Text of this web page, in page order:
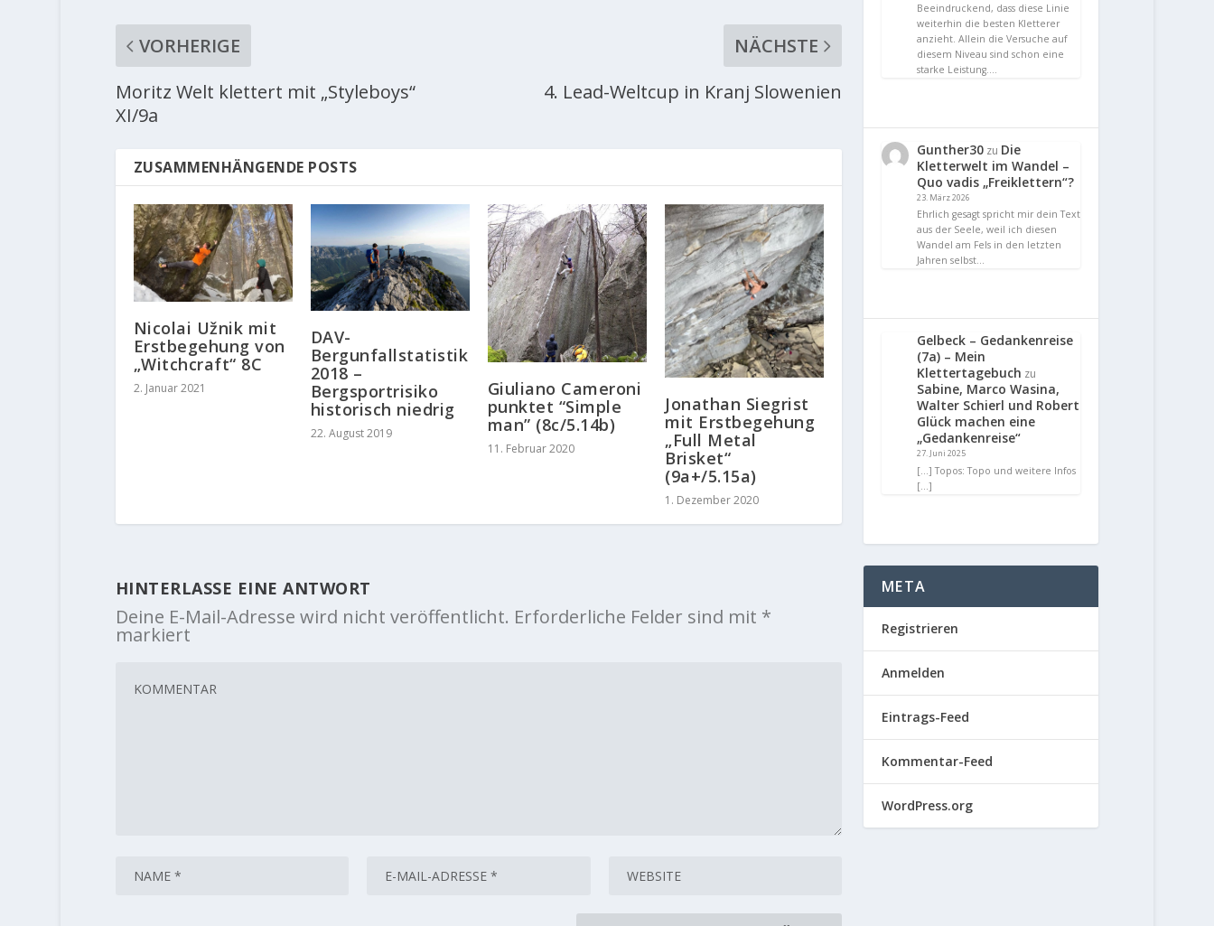
VORHERIGE
Moritz Welt klettert mit „Styleboys“
XI/9a
NÄCHSTE
4. Lead-Weltcup in Kranj Slowenien
ZUSAMMENHÄNGENDE POSTS
Nicolai Užnik mit
Erstbegehung von
„Witchcraft“ 8C
2. Januar 2021
DAV-
Bergunfallstatistik
2018 –
Bergsportrisiko
historisch niedrig
22. August 2019
Giuliano Cameroni
punktet “Simple
man” (8c/5.14b)
11. Februar 2020
Jonathan Siegrist
mit Erstbegehung
„Full Metal
Brisket“
(9a+/5.15a)
1. Dezember 2020
HINTERLASSE EINE ANTWORT
Deine E-Mail-Adresse wird nicht veröffentlicht. Erforderliche Felder sind mit *
markiert
Beeindruckend, dass diese Linie
weiterhin die besten Kletterer
anzieht. Allein die Versuche auf
diesem Niveau sind schon eine
starke Leistung.…
Gunther30 zu Die
Kletterwelt im Wandel –
Quo vadis „Freiklettern“?
23. März 2026
Ehrlich gesagt spricht mir dein Text
aus der Seele, weil ich diesen
Wandel am Fels in den letzten
Jahren selbst…
Gelbeck – Gedankenreise
(7a) – Mein
Klettertagebuch zu
Sabine, Marco Wasina,
Walter Schierl und Robert
Glück machen eine
„Gedankenreise“
27. Juni 2025
[…] Topos: Topo und weitere Infos
[…]
META
Registrieren
Anmelden
Eintrags-Feed
Kommentar-Feed
WordPress.org